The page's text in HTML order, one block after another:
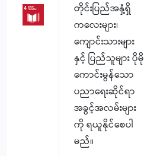
တိုင်းပြည်အနှံ့ရှိ
ကလေးများ၊
ကျောင်းသားများ
နှင့် ပြည်သူများ ပိုမို
ကောင်းမွန်သော
ပညာရေးဆိုင်ရာ
အခွင့်အလမ်းများ
ကို ရယူနိုင်စေပါ
မည်။